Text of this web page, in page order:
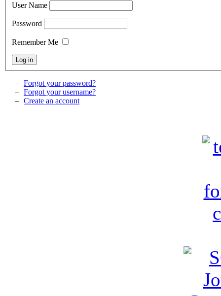
User Name
Password
Remember Me
Forgot your password?
Forgot your username?
Create an account